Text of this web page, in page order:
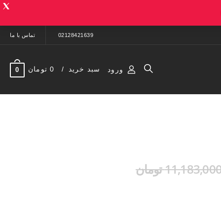
02128421639 تماس با ما
ورود سبد خرید 0 تومان 0
تومان